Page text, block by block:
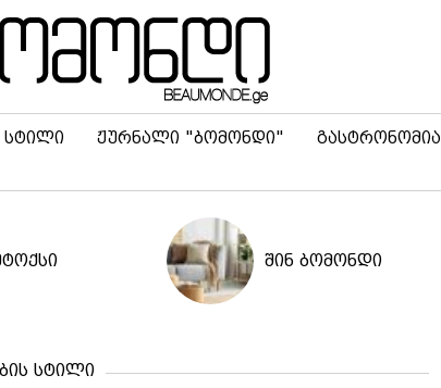
სტილი ჟურნალი "ბომონდი" გასტრონომია
შინ ბომონდი
სტილი